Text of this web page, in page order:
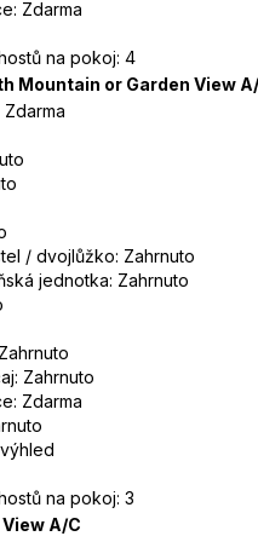
Zdarma
na pokoj: 4
Mountain or Garden View
/ dvojlůžko: Zahrnuto
jednotka: Zahrnuto
Zahrnuto
Zdarma
na pokoj: 3
A/C